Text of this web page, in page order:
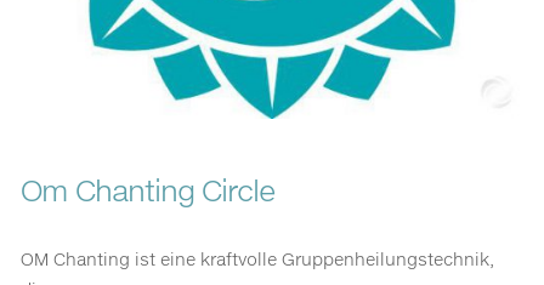
Om Chanting Circle
OM Chanting ist eine kraftvolle Gruppenheilungstechnik,